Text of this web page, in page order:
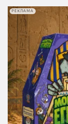
РЕКЛАМА